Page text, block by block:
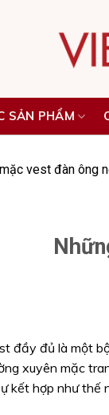
SẢN PHẨM
vest đàn ông
đầy đủ là một
xuyên mặc
kết hợp như thế